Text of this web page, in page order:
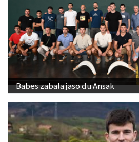
Babes zabala jaso du Ansak